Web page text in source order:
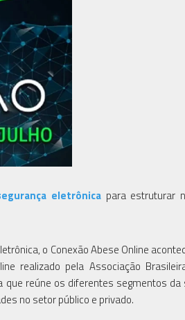
eletrônicapara estruturar
o Conexão Abese Online
realizado pela Associação
que reúne os diferentes segmentos
no setor público e privado.